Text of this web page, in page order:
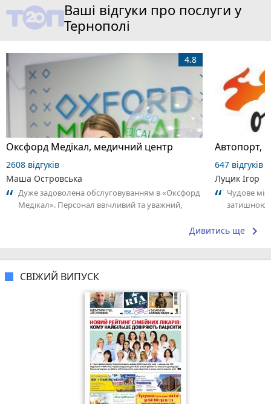
Ваші відгуки про послуги у
Тернополі
Оксфорд Медікал, медичний центр
4.8
2608 відгуків
Маша Островська
Дуже задоволена обслуговуванням в «Оксфорд
Медікал». Персонал ввічливий та уважний,
Автопорт,
647 відгуків
Луцик Ігор
Чудове
затишною
Дивитись ще keyboard_arrow_right
СВІЖИЙ ВИПУСК